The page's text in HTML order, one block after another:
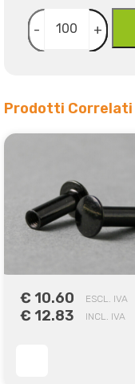
- +
Prodotti Correlati
€ 10.60 ESCL. IVA
€ 12.83 INCL. IVA